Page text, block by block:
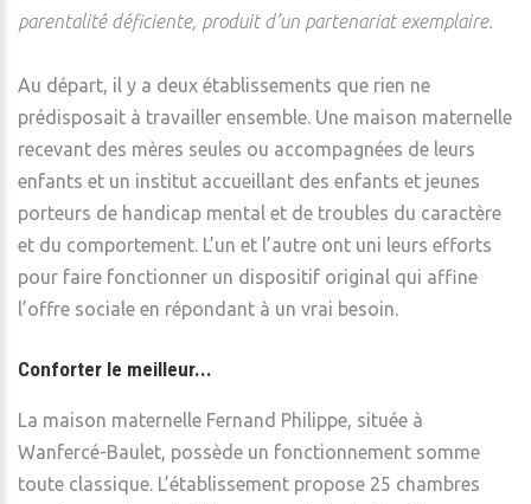
parentalité déficiente, produit d’un partenariat exemplaire.
Au départ, il y a deux établissements que rien ne
prédisposait à travailler ensemble. Une maison maternelle
recevant des mères seules ou accompagnées de leurs
enfants et un institut accueillant des enfants et jeunes
porteurs de handicap mental et de troubles du caractère
et du comportement. L’un et l’autre ont uni leurs efforts
pour faire fonctionner un dispositif original qui affine
l’offre sociale en répondant à un vrai besoin.
Conforter le meilleur...
La maison maternelle Fernand Philippe, située à
Wanfercé-Baulet, possède un fonctionnement somme
toute classique. L’établissement propose 25 chambres